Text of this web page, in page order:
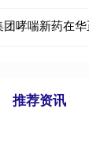
哮喘新药在
推荐资讯